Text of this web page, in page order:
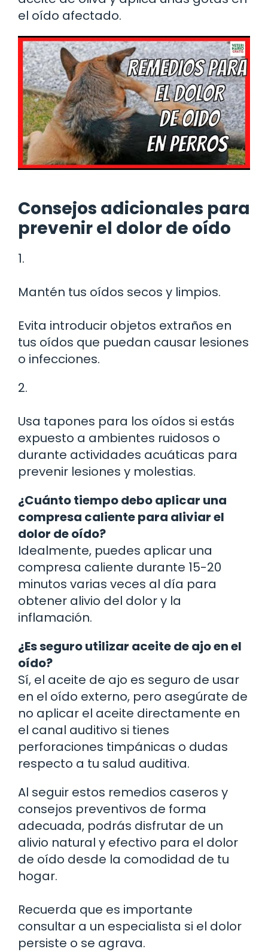
el oído afectado.
Consejos adicionales para
prevenir el dolor de oído
1.
Mantén tus oídos secos y limpios.
Evita introducir objetos extraños en
tus oídos que puedan causar lesiones
o infecciones.
2.
Usa tapones para los oídos si estás
expuesto a ambientes ruidosos o
durante actividades acuáticas para
prevenir lesiones y molestias.
¿Cuánto tiempo debo aplicar una
compresa caliente para aliviar el
dolor de oído?
Idealmente, puedes aplicar una
compresa caliente durante 15-20
minutos varias veces al día para
obtener alivio del dolor y la
inflamación.
¿Es seguro utilizar aceite de ajo en el
oído?
Sí, el aceite de ajo es seguro de usar
en el oído externo, pero asegúrate de
no aplicar el aceite directamente en
el canal auditivo si tienes
perforaciones timpánicas o dudas
respecto a tu salud auditiva.
Al seguir estos remedios caseros y
consejos preventivos de forma
adecuada, podrás disfrutar de un
alivio natural y efectivo para el dolor
de oído desde la comodidad de tu
hogar.
Recuerda que es importante
consultar a un especialista si el dolor
persiste o se agrava.